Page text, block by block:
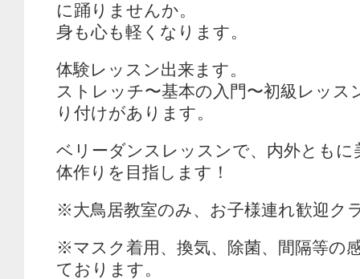
に踊りませんか。
身も心も軽くなります。
体験レッスン出来ます。
ストレッチ〜基本の入門〜初級レッス
り付けがあります。
ベリーダンスレッスンで、内外ともに
体作りを目指します！
※大鳥居教室のみ、お子様連れ歓迎ク
※マスク着用、換気、除菌、間隔等の
ております。